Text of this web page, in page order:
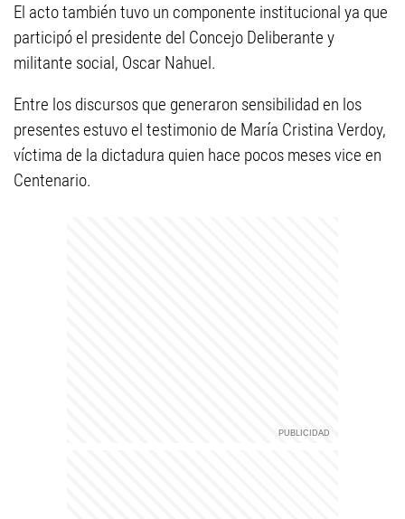
El acto también tuvo un componente institucional ya que
participó el presidente del Concejo Deliberante y
militante social, Oscar Nahuel.
Entre los discursos que generaron sensibilidad en los
presentes estuvo el testimonio de María Cristina Verdoy,
víctima de la dictadura quien hace pocos meses vice en
Centenario.